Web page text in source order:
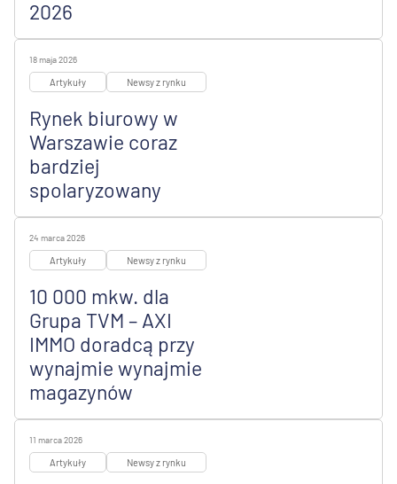
2026
18 maja 2026
Artykuły Newsy z rynku
Rynek biurowy w
Warszawie coraz
bardziej
spolaryzowany
24 marca 2026
Artykuły Newsy z rynku
10 000 mkw. dla
Grupa TVM – AXI
IMMO doradcą przy
wynajmie wynajmie
magazynów
11 marca 2026
Artykuły Newsy z rynku